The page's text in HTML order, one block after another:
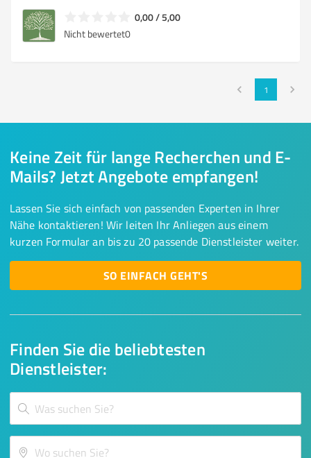
0,00 / 5,00
Nicht bewertet0
1
Finden Sie die beliebtesten
Dienstleister:
Keine Zeit für lange Recherchen und E-
Mails? Jetzt Angebote empfangen!
Lassen Sie sich einfach von passenden Experten in Ihrer
Nähe kontaktieren! Wir leiten Ihr Anliegen aus einem
kurzen Formular an bis zu 20 passende Dienstleister weiter.
SO EINFACH GEHT'S